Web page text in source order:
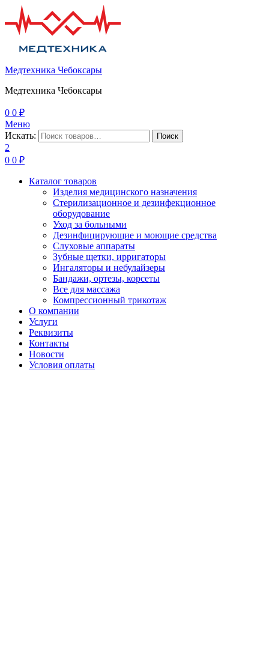
Медтехника Чебоксары
Медтехника Чебоксары
0 0 ₽
Меню
Искать:
Поиск
2
0 0 ₽
Каталог товаров
Изделия медицинского назначения
Стерилизационное и дезинфекционное
оборудование
Уход за больными
Дезинфицирующие и моющие средства
Слуховые аппараты
Зубные щетки, ирригаторы
Ингаляторы и небулайзеры
Бандажи, ортезы, корсеты
Все для массажа
Компрессионный трикотаж
О компании
Услуги
Реквизиты
Контакты
Новости
Условия оплаты